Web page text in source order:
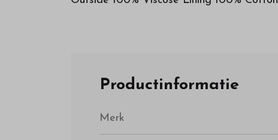
Productinformatie
Merk